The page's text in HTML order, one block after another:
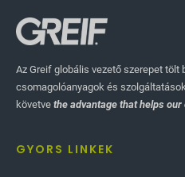
Az Greif globális vezető szerepet tölt
csomagolóanyagok és
követve the advantage that helps
GYORS LINKEK